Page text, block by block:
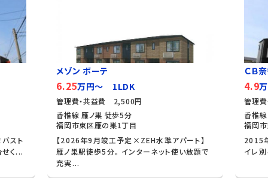
スト
く...
メゾン ボーテ
6.25万円～ 1LDK
管理費・共益費 2,500円
香椎線 雁ノ巣 徒歩5分
福岡市東区雁の巣1丁目
【2026年9月竣工予定×ZEH水準アパート】
雁ノ巣駅徒歩5分。 インターネット使い放題で
充実...
ＣＢ
4.9
管理
香椎
福岡
2015
イレ